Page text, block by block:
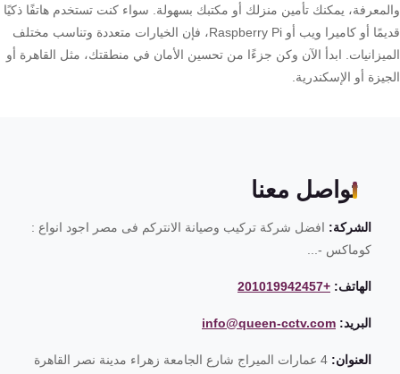
يمكنك تأمين منزلك أو مكتبك بسهولة. سواء كنت تستخدم هاتفًا ذكيًا
قديمًا أو كاميرا ويب أو Raspberry Pi، فإن الخيارات متعددة وتناسب مختلف
ابدأ الآن وكن جزءًا من تحسين الأمان في منطقتك، مثل القاهرة أو
أو الإسكندرية.
تواصل معنا
الشركة:افضل شركة تركيب وصيانة الانتركم فى مصر اجود انواع :
كوماكس -...
الهاتف: +201019942457
البريد: info@queen-cctv.com
العنوان:
4 عمارات الميراج شارع الجامعة زهراء مدينة نصر القاهرة